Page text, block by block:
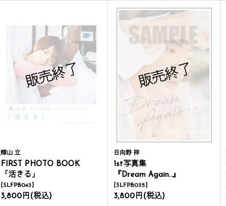
輝山 立
FIRST PHOTO BOOK
「活きる」
[SLFPB043]
3,800円 (税込)
日向野 祥
1st写真集
『Dream Again..』
[SLFPB035]
3,800円 (税込)